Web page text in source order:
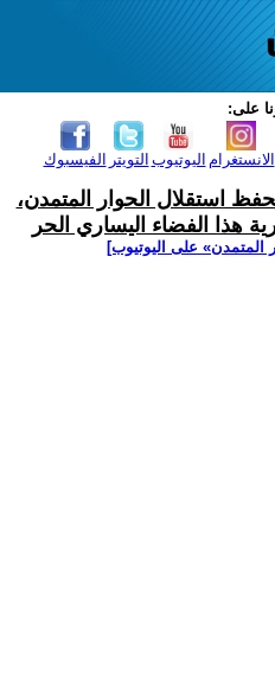
على:
الفيسبوك التويتر اليوتيوب الانستغرام
استقلال الحوار المتمدن،
هذا الفضاء اليساري الحر
المتمدن» على اليوتيوب]